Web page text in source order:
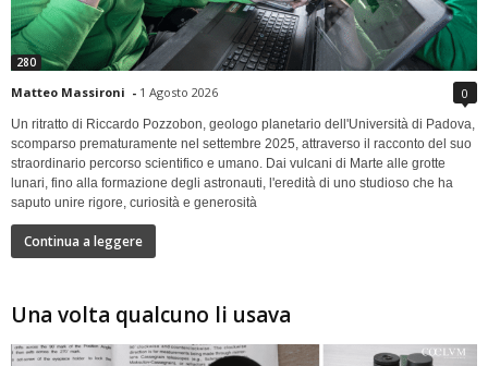
280
Matteo Massironi - 1 Agosto 2026 0
Un ritratto di Riccardo Pozzobon, geologo planetario dell'Università di Padova,
scomparso prematuramente nel settembre 2025, attraverso il racconto del suo
straordinario percorso scientifico e umano. Dai vulcani di Marte alle grotte
lunari, fino alla formazione degli astronauti, l'eredità di uno studioso che ha
saputo unire rigore, curiosità e generosità
Continua a leggere
Una volta qualcuno li usava